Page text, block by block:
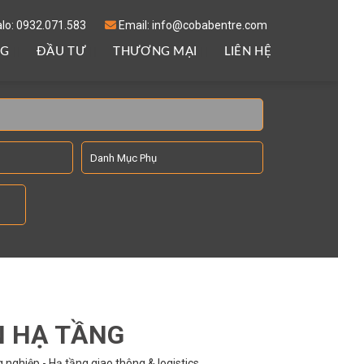
0932.071.583 Email: info@cobabentre.com
ĐẦU TƯ THƯƠNG MẠI LIÊN HỆ
HẠ TẦNG